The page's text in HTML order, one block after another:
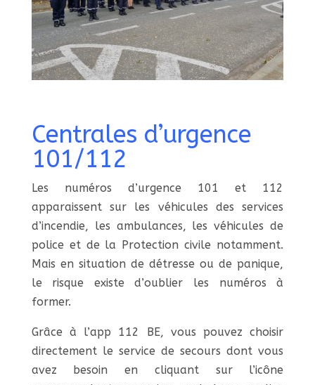
Centrales d’urgence
101/112
Les numéros d’urgence 101 et 112
apparaissent sur les véhicules des services
d’incendie, les ambulances, les véhicules de
police et de la Protection civile notamment.
Mais en situation de détresse ou de panique,
le risque existe d’oublier les numéros à
former.
Grâce à l’app 112 BE, vous pouvez choisir
directement le service de secours dont vous
avez besoin en cliquant sur l’icône